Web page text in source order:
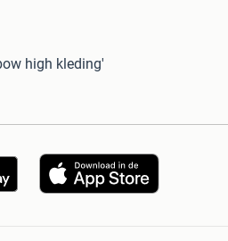
high kleding'